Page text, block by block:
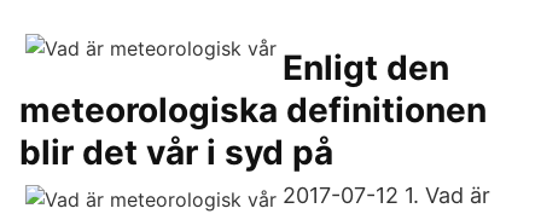
Enligt den
meteorologiska definitionen
blir det vår i syd på
2017-07-12 1. Vad är